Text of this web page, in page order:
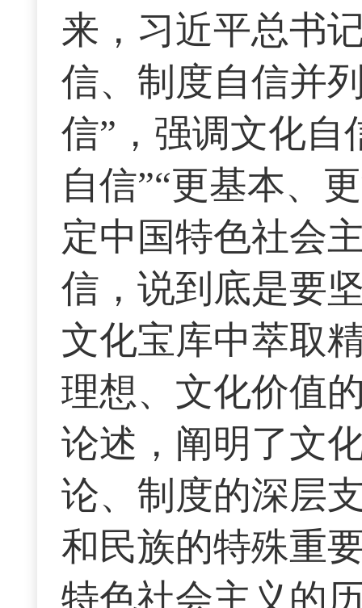
来，习近平总书
信、制度自信并
信”，强调文化自
自信”“更基本、
定中国特色社会
信，说到底是要
文化宝库中萃取
理想、文化价值
论述，阐明了文
论、制度的深层
和民族的特殊重
特色社会主义的